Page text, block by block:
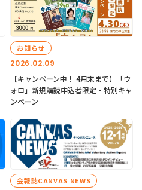
2026.02.09
お知らせ
【キャンペーン中！ 4月末まで】「ウ
ォロ」新規購読申込者限定・特別キャ
ンペーン
会報誌CANVAS NEWS